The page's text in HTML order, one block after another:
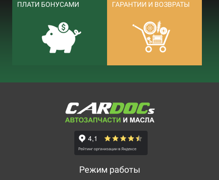
ПЛАТИ БОНУСАМИ ГАРАНТИИ И ВОЗВРАТЫ
Режим работы